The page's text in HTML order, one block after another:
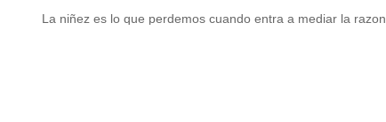
La niñez es lo que perdemos cuando entra a mediar la razon